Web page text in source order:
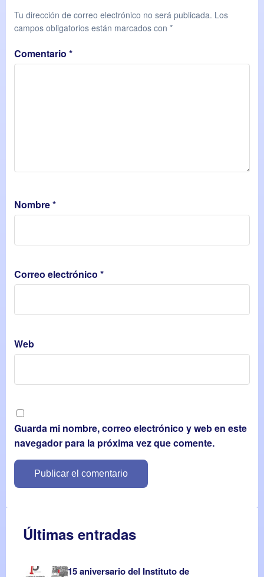
Tu dirección de correo electrónico no será publicada. Los
campos obligatorios están marcados con *
Comentario *
Nombre*
Correo electrónico *
Web
Guarda mi nombre, correo electrónico y web en este
navegador para la próxima vez que comente.
Últimas entradas
15 aniversario del Instituto de